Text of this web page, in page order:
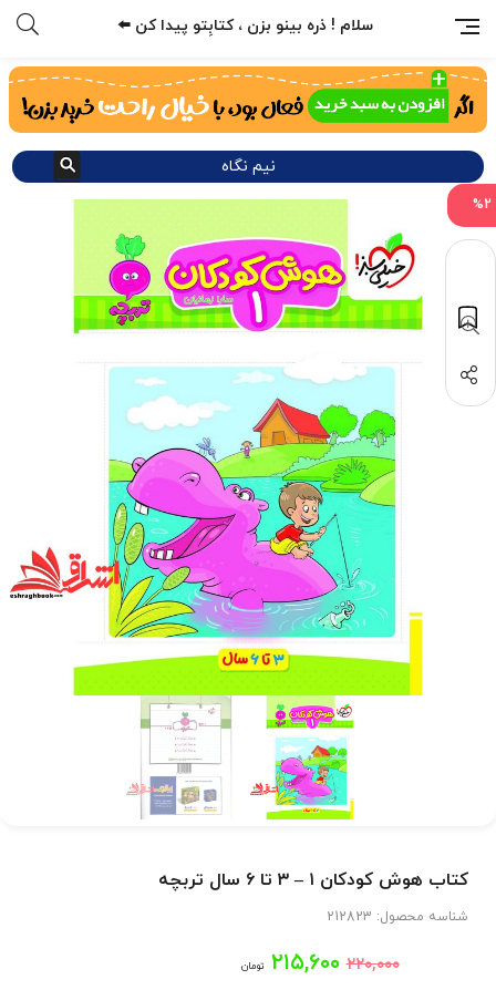
سلام ! ذره بینو بزن ، کتابِتو پیدا کن ⬅️
نیم نگاه
کتاب هوش کودکان ۱ – ۳ تا ۶ سال تربچه
شناسه محصول: 212823
۲۲۰,۰۰۰ قیمت
۲۱۵,۶۰۰ تومانقیمت